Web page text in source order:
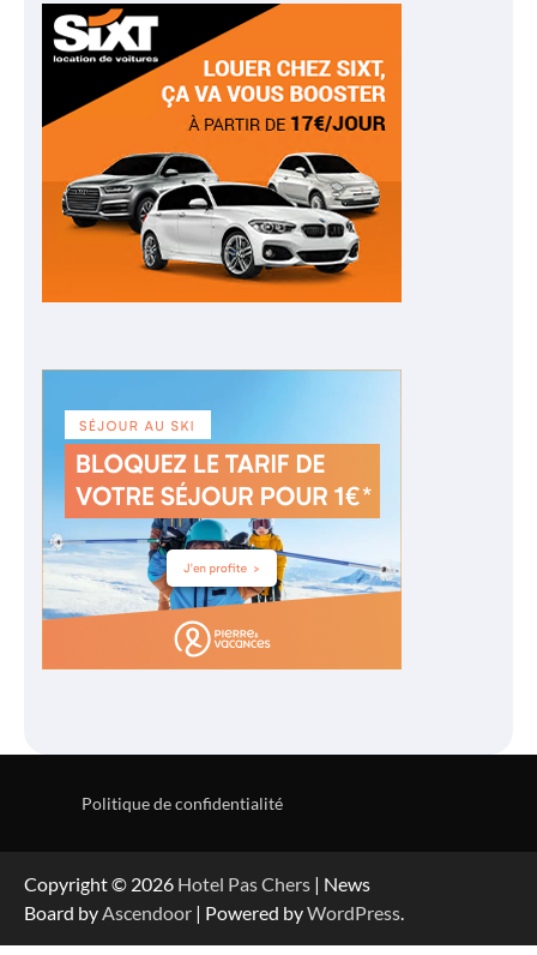
Politique de confidentialité
Copyright © 2026 Hotel Pas Chers | News
Board byAscendoor | Powered byWordPress.